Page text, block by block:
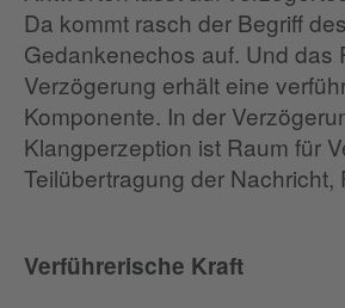
Da kommt rasch der Begriff des
Gedankenechos auf. Und das
Verzögerung erhält eine
Komponente. In der
Klangperzeption ist Raum für
Teilübertragung der Nachricht,
Verführerische Kraft